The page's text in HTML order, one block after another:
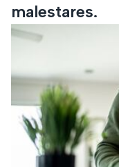
malestares.